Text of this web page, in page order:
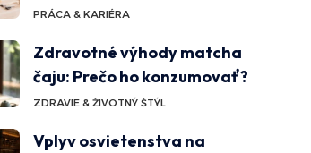
PRÁCA & KARIÉRA
Zdravotné výhody matcha
čaju: Prečo ho konzumovať?
ZDRAVIE & ŽIVOTNÝ ŠTÝL
Vplyv osvietenstva na